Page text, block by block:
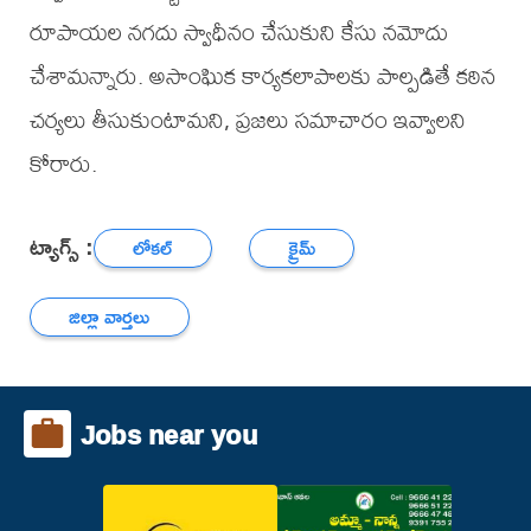
రూపాయల నగదు స్వాధీనం చేసుకుని కేసు నమోదు
చేశామన్నారు. అసాంఘిక కార్యకలాపాలకు పాల్పడితే కఠిన
చర్యలు తీసుకుంటామని, ప్రజలు సమాచారం ఇవ్వాలని
కోరారు.
ట్యాగ్స్ : లోకల్
క్రైమ్
జిల్లా వార్తలు
Jobs near you